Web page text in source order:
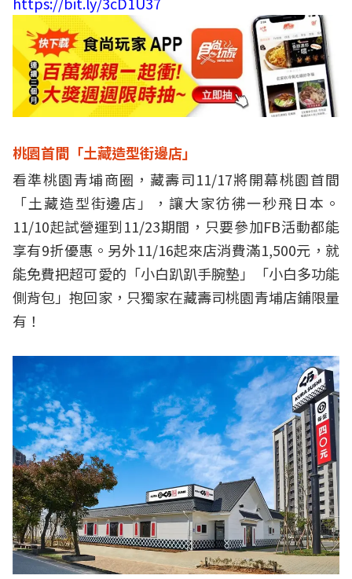
桃園首間「土藏造型街邊店」
看準桃園青埔商圈，藏壽司11/17將開幕桃園首間
「土藏造型街邊店」，讓大家彷彿一秒飛日本。
11/10起試營運到11/23期間，只要參加FB活動都能
享有9折優惠。另外11/16起來店消費滿1,500元，就
能免費把超可愛的「小白趴趴手腕墊」「小白多功能
側背包」抱回家，只獨家在藏壽司桃園青埔店鋪限量
有！